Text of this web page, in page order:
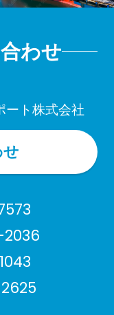
わせ
ート株式会社
せ